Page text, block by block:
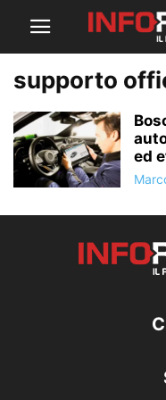
supporto
ed